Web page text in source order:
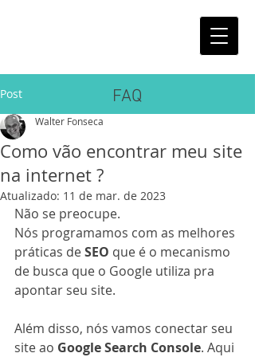
Post
Como vão encontrar meu site
na internet ?
Walter Fonseca
Atualizado: 11 de mar. de 2023
Não se preocupe.
Nós programamos com as melhores
práticas de SEO que é o mecanismo
de busca que o Google utiliza pra
apontar seu site.
Além disso, nós vamos conectar seu
site ao Google Search Console. Aqui
FAQ